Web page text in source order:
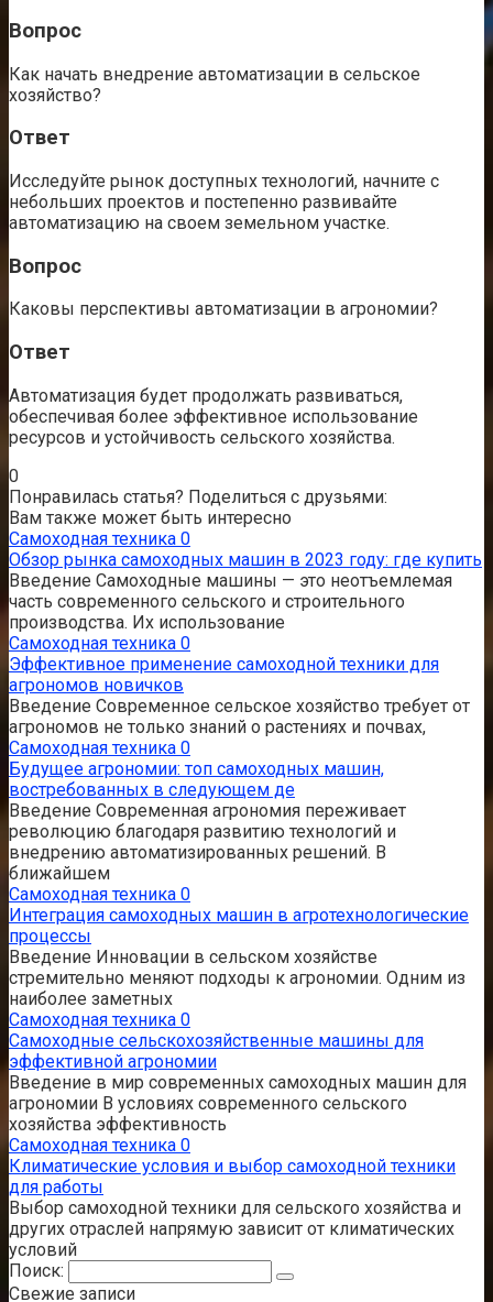
Вопрос
Как начать внедрение автоматизации в сельское
хозяйство?
Ответ
Исследуйте рынок доступных технологий, начните с
небольших проектов и постепенно развивайте
автоматизацию на своем земельном участке.
Вопрос
Каковы перспективы автоматизации в агрономии?
Ответ
Автоматизация будет продолжать развиваться,
обеспечивая более эффективное использование
ресурсов и устойчивость сельского хозяйства.
0
Понравилась статья? Поделиться с друзьями:
Вам также может быть интересно
Самоходная техника 0
Обзор рынка самоходных машин в 2023 году: где купить
Введение Самоходные машины — это неотъемлемая
часть современного сельского и строительного
производства. Их использование
Самоходная техника 0
Эффективное применение самоходной техники для
агрономов новичков
Введение Современное сельское хозяйство требует от
агрономов не только знаний о растениях и почвах,
Самоходная техника 0
Будущее агрономии: топ самоходных машин,
востребованных в следующем де
Введение Современная агрономия переживает
революцию благодаря развитию технологий и
внедрению автоматизированных решений. В
ближайшем
Самоходная техника 0
Интеграция самоходных машин в агротехнологические
процессы
Введение Инновации в сельском хозяйстве
стремительно меняют подходы к агрономии. Одним из
наиболее заметных
Самоходная техника 0
Самоходные сельскохозяйственные машины для
эффективной агрономии
Введение в мир современных самоходных машин для
агрономии В условиях современного сельского
хозяйства эффективность
Самоходная техника 0
Климатические условия и выбор самоходной техники
для работы
Выбор самоходной техники для сельского хозяйства и
других отраслей напрямую зависит от климатических
условий
Поиск:
Свежие записи